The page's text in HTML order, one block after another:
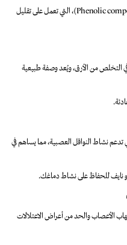
والقلق بفضل محتواه من المركبات الفينولية (Phenolic compounds)، التي تعمل على تقليل
التخلص من الأرق، ويُعد وصفة طبيعية
تدعم نشاط النواقل العصبية، مما يساهم في
للحفاظ على نشاط دماغك.
الأعصاب والحد من أعراض الاعتلالات